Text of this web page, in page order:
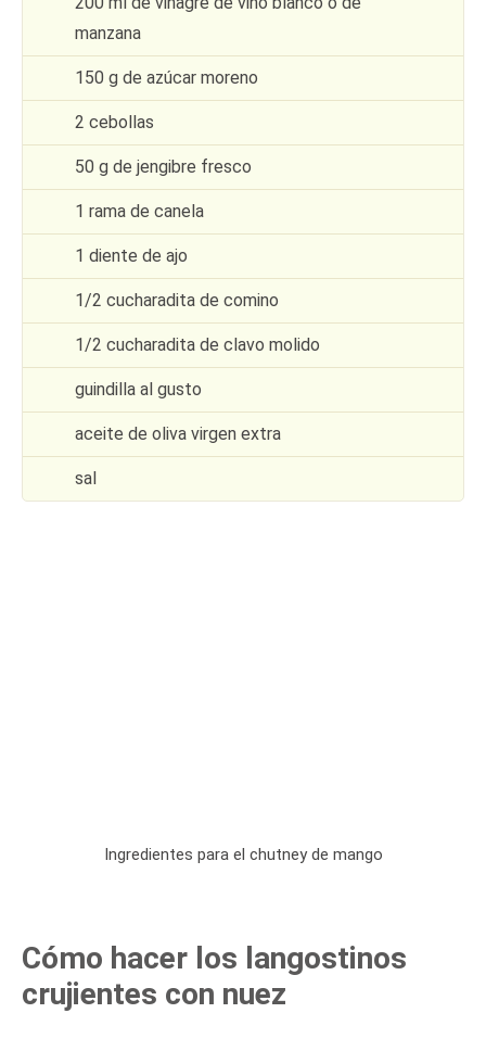
manzana
150 g de azúcar moreno
2 cebollas
50 g de jengibre fresco
1 rama de canela
1 diente de ajo
1/2 cucharadita de comino
1/2 cucharadita de clavo molido
guindilla al gusto
aceite de oliva virgen extra
sal
Ingredientes para el chutney de mango
Cómo hacer los langostinos
crujientes con nuez